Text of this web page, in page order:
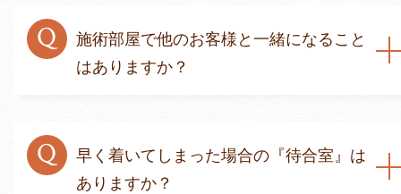
Q
施術部屋で他のお客様と一緒になること
はありますか？
Q
早く着いてしまった場合の『待合室』は
ありますか？